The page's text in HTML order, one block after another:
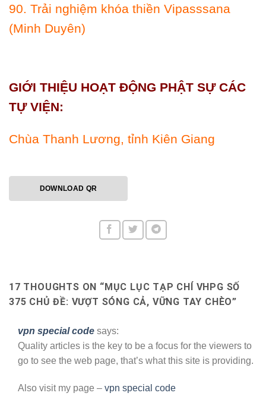
90. Trải nghiệm khóa thiền Vipasssana
(Minh Duyên)
GIỚI THIỆU HOẠT ÐỘNG PHẬT SỰ CÁC
TỰ VIỆN:
Chùa Thanh Lương, tỉnh Kiên Giang
DOWNLOAD QR
17 THOUGHTS ON “ MỤC LỤC TẠP CHÍ VHPG SỐ
375 CHỦ ĐỀ: VƯỢT SÓNG CẢ, VỮNG TAY CHÈO”
vpn special code says:
Quality articles is the key to be a focus for the viewers to
go to see the web page, that’s what this site is providing.
Also visit my page – vpn special code